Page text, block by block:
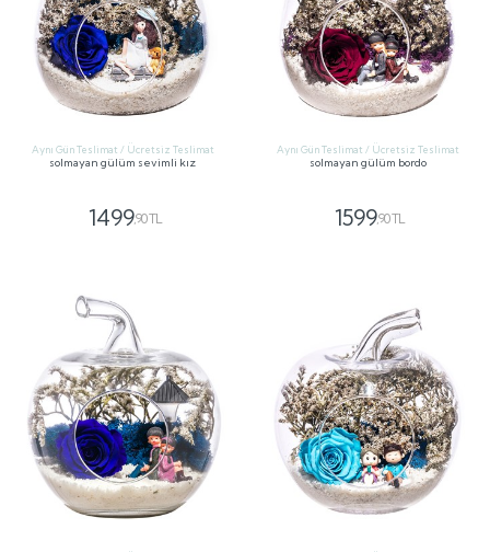
Aynı Gün Teslimat / Ücretsiz Teslimat
solmayan gülüm sevimli kız
1499,90 TL
Aynı Gün Teslimat / Ücretsiz Teslimat
solmayan gülüm bordo
1599,90 TL